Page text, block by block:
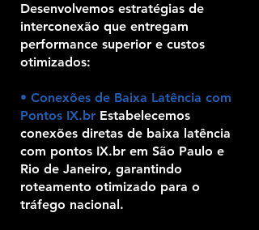
Desenvolvemos estratégias de
interconexão que entregam
performance superior e custos
otimizados:
• Conexões de Baixa Latência com
Pontos IX.br Estabelecemos
conexões diretas de baixa latência
com pontos IX.br em São Paulo e
Rio de Janeiro, garantindo
roteamento otimizado para o
tráfego nacional.